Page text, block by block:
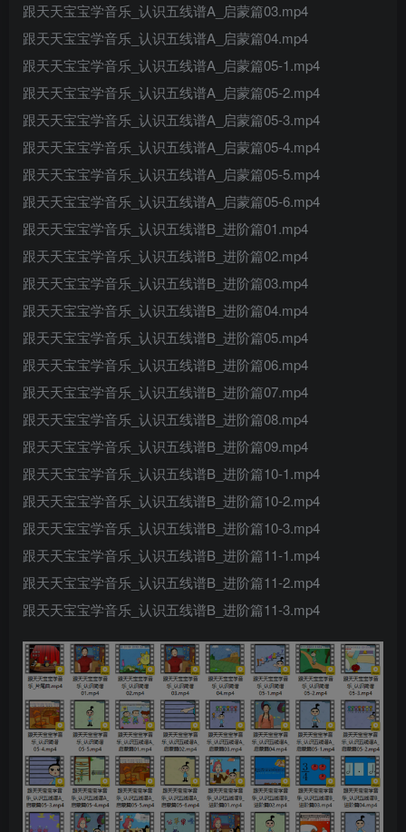
跟天天宝宝学音乐_认识五线谱A_启蒙篇03.mp4
跟天天宝宝学音乐_认识五线谱A_启蒙篇04.mp4
跟天天宝宝学音乐_认识五线谱A_启蒙篇05-1.mp4
跟天天宝宝学音乐_认识五线谱A_启蒙篇05-2.mp4
跟天天宝宝学音乐_认识五线谱A_启蒙篇05-3.mp4
跟天天宝宝学音乐_认识五线谱A_启蒙篇05-4.mp4
跟天天宝宝学音乐_认识五线谱A_启蒙篇05-5.mp4
跟天天宝宝学音乐_认识五线谱A_启蒙篇05-6.mp4
跟天天宝宝学音乐_认识五线谱B_进阶篇01.mp4
跟天天宝宝学音乐_认识五线谱B_进阶篇02.mp4
跟天天宝宝学音乐_认识五线谱B_进阶篇03.mp4
跟天天宝宝学音乐_认识五线谱B_进阶篇04.mp4
跟天天宝宝学音乐_认识五线谱B_进阶篇05.mp4
跟天天宝宝学音乐_认识五线谱B_进阶篇06.mp4
跟天天宝宝学音乐_认识五线谱B_进阶篇07.mp4
跟天天宝宝学音乐_认识五线谱B_进阶篇08.mp4
跟天天宝宝学音乐_认识五线谱B_进阶篇09.mp4
跟天天宝宝学音乐_认识五线谱B_进阶篇10-1.mp4
跟天天宝宝学音乐_认识五线谱B_进阶篇10-2.mp4
跟天天宝宝学音乐_认识五线谱B_进阶篇10-3.mp4
跟天天宝宝学音乐_认识五线谱B_进阶篇11-1.mp4
跟天天宝宝学音乐_认识五线谱B_进阶篇11-2.mp4
跟天天宝宝学音乐_认识五线谱B_进阶篇11-3.mp4